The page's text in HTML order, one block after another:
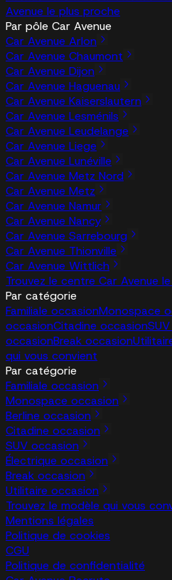
Avenue le plus proche
Par pôle Car Avenue
Car Avenue Arlon
Car Avenue Chaumont
Car Avenue Dijon
Car Avenue Haguenau
Car Avenue Kaiserslautern
Car Avenue Lesménils
Car Avenue Leudelange
Car Avenue Liege
Car Avenue Lunéville
Car Avenue Metz Nord
Car Avenue Metz
Car Avenue Namur
Car Avenue Nancy
Car Avenue Sarrebourg
Car Avenue Thionville
Car Avenue Wittlich
Trouvez le centre Car Avenue
Par catégorie
Familiale occasionMonospace
occasionCitadine occasion
occasionBreak occasion
qui vous convient
Par catégorie
Familiale occasion
Monospace occasion
Berline occasion
Citadine occasion
SUV occasion
Électrique occasion
Break occasion
Utilitaire occasion
Trouvez le modèle qui vous
Mentions légales
Politique de cookies
CGU
Politique de confidentialité